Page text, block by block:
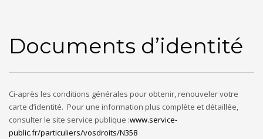
Documents d’identité
Ci-après les conditions générales pour obtenir, renouveler votre
carte d’identité. Pour une information plus complète et détaillée,
consulter le site service publique :www.service-
public.fr/particuliers/vosdroits/N358